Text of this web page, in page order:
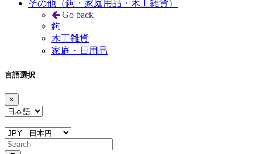
その他（鉤・家庭用品・木工雑貨）
Go back
鉤
木工雑貨
家庭・日用品
言語選択
×